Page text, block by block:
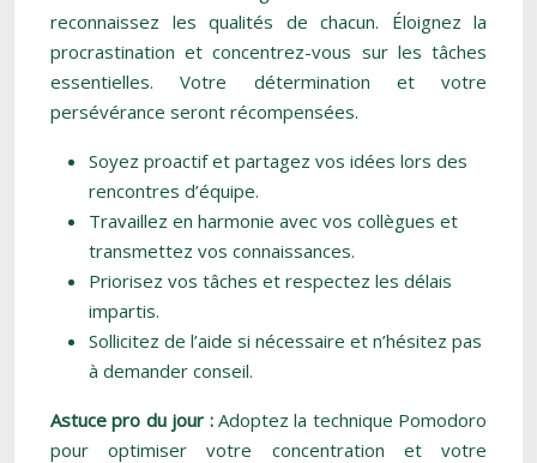
reconnaissez les qualités de chacun. Éloignez la
procrastination et concentrez-vous sur les tâches
essentielles. Votre détermination et votre
persévérance seront récompensées.
Soyez proactif et partagez vos idées lors des
rencontres d’équipe.
Travaillez en harmonie avec vos collègues et
transmettez vos connaissances.
Priorisez vos tâches et respectez les délais
impartis.
Sollicitez de l’aide si nécessaire et n’hésitez pas
à demander conseil.
Astuce pro du jour : Adoptez la technique Pomodoro
pour optimiser votre concentration et votre